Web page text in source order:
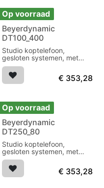
Op voorraad
Beyerdynamic
DT100_400
Studio koptelefoon,
gesloten systemen, met
kabel K 100.07
€ 353,28
Op voorraad
Beyerdynamic
DT250_80
Studio koptelefoon,
gesloten systemen, met
krulsnoer WK 250.
€ 353,28